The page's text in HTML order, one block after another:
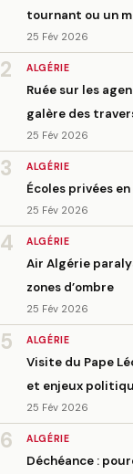
tournant ou un
25 Fév 2026
2 ALGÉRIE
Ruée sur les
galère des
25 Fév 2026
3 ALGÉRIE
Écoles privées
25 Fév 2026
4 ALGÉRIE
Air Algérie
zones d’ombre
25 Fév 2026
5 ALGÉRIE
Visite du Pape
et enjeux
25 Fév 2026
6 ALGÉRIE
Déchéance :